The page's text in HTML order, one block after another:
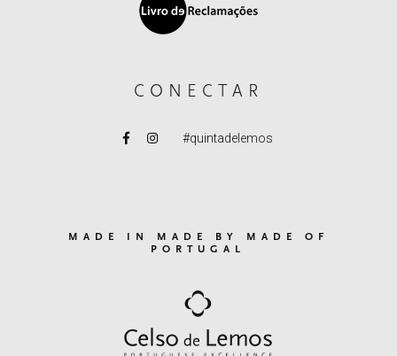
CONECTAR
#quintadelemos
MADE IN MADE BY MADE OF
PORTUGAL